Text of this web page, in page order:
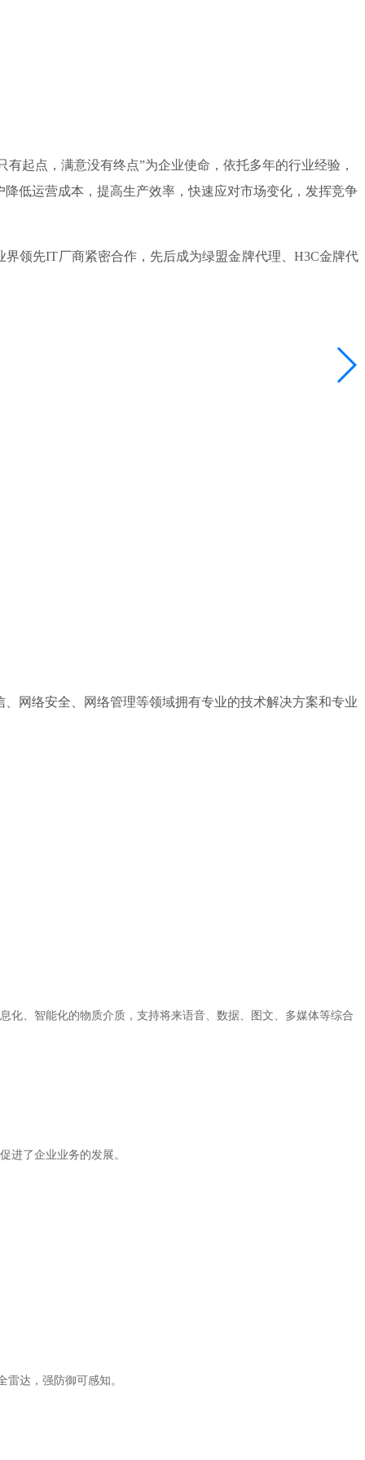
起点，满意没有终点”为企业使命，依托多年的行业经验，
低运营成本，提高生产效率，快速应对市场变化，发挥竞争
领先IT厂商紧密合作，先后成为绿盟金牌代理、H3C金牌代
网络安全、网络管理等领域拥有专业的技术解决方案和专业
化、智能化的物质介质，支持将来语音、数据、图文、多媒体等综合
进了企业业务的发展。
达，强防御可感知。